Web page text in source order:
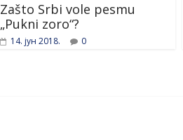
Zašto Srbi vole pesmu
„Pukni zoro“?
14. јун 2018. 0